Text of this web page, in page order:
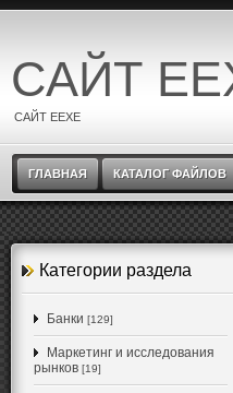
САЙТ
САЙТ EEXE
ГЛАВНАЯ КАТАЛОГ ФАЙЛОВ
Категории раздела
Банки [129]
Маркетинг и исследования
рынков [19]